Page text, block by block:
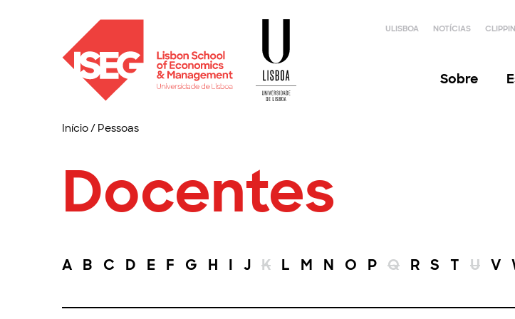
ULISBOA NOTÍCIAS
Sobre
Início/ Pessoas
Docentes
A B C D E F G H I J K L M N O P Q R S T U V